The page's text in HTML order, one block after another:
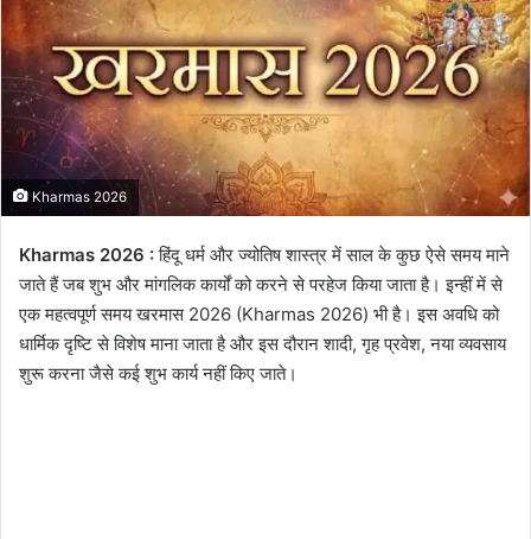
Kharmas 2026
Kharmas 2026 :हिंदू धर्म और ज्योतिष शास्त्र में साल के कुछ ऐसे समय माने
जाते हैं जब शुभ और मांगलिक कार्यों को करने से परहेज किया जाता है। इन्हीं में से
एक महत्वपूर्ण समय खरमास 2026 (Kharmas 2026) भी है। इस अवधि को
धार्मिक दृष्टि से विशेष माना जाता है और इस दौरान शादी, गृह प्रवेश, नया व्यवसाय
शुरू करना जैसे कई शुभ कार्य नहीं किए जाते।